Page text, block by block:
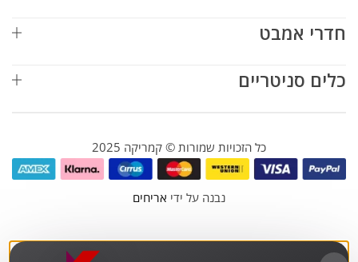
חדרי אמבט
כלים סניטריים
כל הזכויות שמורות © קמריקה 2025
נבנה על ידי אריחים